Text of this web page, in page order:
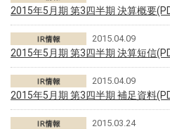
2015年5月期 第3四半期 決算概要
2015.04.09
2015年5月期 第3四半期 決算短信
2015.04.09
2015年5月期 第3四半期 補足資料
2015.03.24